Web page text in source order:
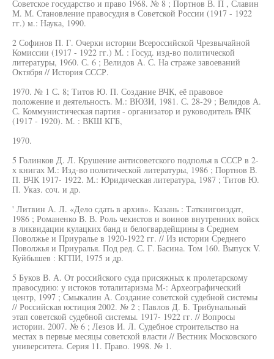
Советское государство и право 1968. № 8 ; Портнов В. П , Славин
М. М. Становление правосудия в Советской России (1917 - 1922
гг.) м.: Наука, 1990.
2 Софинов П. Г. Очерки истории Всероссийской Чрезвычайной
Комиссии (1917 - 1922 гг.) М. : Госуд. изд-во политической
литературы, 1960. С. 6 ; Велидов А. С. На страже завоеваний
Октября // История СССР.
1970. № 1 С. 8; Титов Ю. П. Создание ВЧК, её правовое
положение и деятельность. М.: ВЮЗИ, 1981. С. 28-29 ; Велидов А.
С. Коммунистическая партия - организатор и руководитель ВЧК
(1917 - 1920). М. : ВКШ КГБ,
1970.
5 Голинков Д. Л. Крушение антисоветского подполья в СССР в 2-
х книгах М.: Изд-во политической литературы, 1986 ; Портнов В.
П. ВЧК 1917- 1922. М.: Юридическая литература, 1987 ; Титов Ю.
П. Указ. соч. и др.
' Литвин А. Л. «Дело сдать в архив». Казань : Таткнигоиздат,
1986 ; Романенко В. В. Роль чекистов и воинов внутренних войск
в ликвидации кулацких банд и белогвардейщины в Среднем
Поволжье и Приуралье в 1920-1922 гг. // Из истории Среднего
Поволжья и Приуралья. Под ред. С. Г. Басина. Том 160. Выпуск V.
Куйбышев : КГПИ, 1975 и др.
5 Буков В. А. От российского суда присяжных к пролетарскому
правосудию: у истоков тоталитаризма М-: Археографический
центр, 1997 ; Смыкалин А. Создание советской судебной системы
// Российская юстиция 2002. № 2 ; Павлов Д. Б. Трибунальный
этап советской судебной системы. 1917- 1922 гг. // Вопросы
истории. 2007. № 6 ; Лезов И. Л. Судебное строительство на
местах в первые месяцы советской власти // Вестник Московского
университета. Серия 11. Право. 1998. № 1.